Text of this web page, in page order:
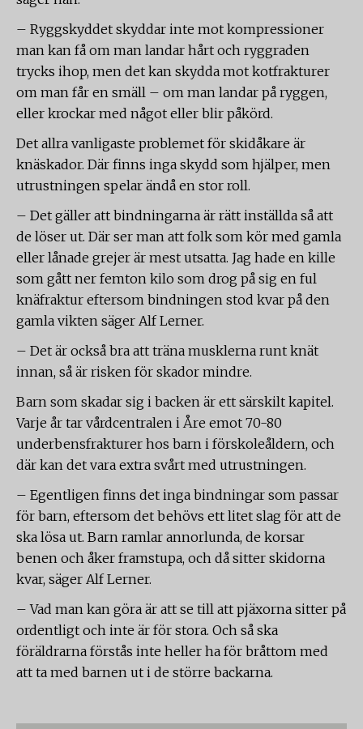
– Ryggskyddet skyddar inte mot kompressioner
man kan få om man landar hårt och ryggraden
trycks ihop, men det kan skydda mot kotfrakturer
om man får en smäll – om man landar på ryggen,
eller krockar med något eller blir påkörd.
Det allra vanligaste problemet för skidåkare är
knäskador. Där finns inga skydd som hjälper, men
utrustningen spelar ändå en stor roll.
– Det gäller att bindningarna är rätt inställda så att
de löser ut. Där ser man att folk som kör med gamla
eller lånade grejer är mest utsatta. Jag hade en kille
som gått ner femton kilo som drog på sig en ful
knäfraktur eftersom bindningen stod kvar på den
gamla vikten säger Alf Lerner.
– Det är också bra att träna musklerna runt knät
innan, så är risken för skador mindre.
Barn som skadar sig i backen är ett särskilt kapitel.
Varje år tar vårdcentralen i Åre emot 70-80
underbensfrakturer hos barn i förskoleåldern, och
där kan det vara extra svårt med utrustningen.
– Egentligen finns det inga bindningar som passar
för barn, eftersom det behövs ett litet slag för att de
ska lösa ut. Barn ramlar annorlunda, de korsar
benen och åker framstupa, och då sitter skidorna
kvar, säger Alf Lerner.
– Vad man kan göra är att se till att pjäxorna sitter på
ordentligt och inte är för stora. Och så ska
föräldrarna förstås inte heller ha för bråttom med
att ta med barnen ut i de större backarna.